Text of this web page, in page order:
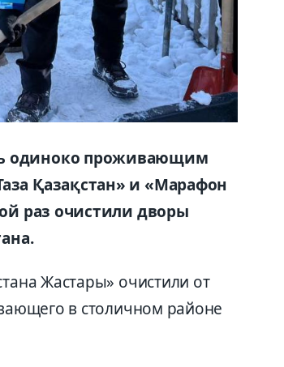
одиноко проживающим
Қазақстан» и «Марафон
раз очистили дворы
Жастары» очистили от
в столичном районе